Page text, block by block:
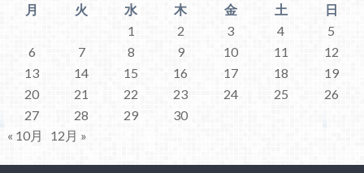
月
火 水 木 金 土
日
1
2 3 4
5
6
7 8 9 10 11
12
13
14 15 16 17 18
19
20
21 22 23 24 25
26
27
28 29
30
« 10月
12月 »